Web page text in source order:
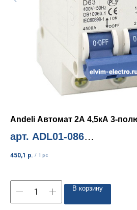
Andeli Автомат 2А 4,5кА 3-
арт. ADL01-086
Миним. количество 1шт
450,1 р. / 1 pc
В корзину